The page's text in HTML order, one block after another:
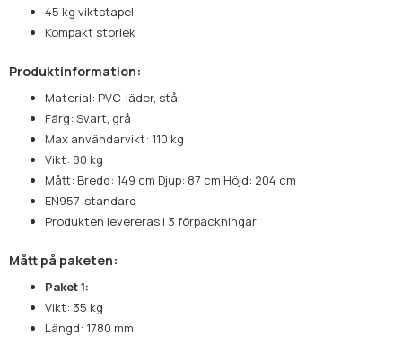
45 kg viktstapel
Kompakt storlek
Produktinformation:
Material: PVC-läder, stål
Färg: Svart, grå
Max användarvikt: 110 kg
Vikt: 80 kg
Mått: Bredd: 149 cm Djup: 87 cm Höjd: 204 cm
EN957-standard
Produkten levereras i 3 förpackningar
Mått på paketen:
Paket 1:
Vikt: 35 kg
Längd: 1780 mm